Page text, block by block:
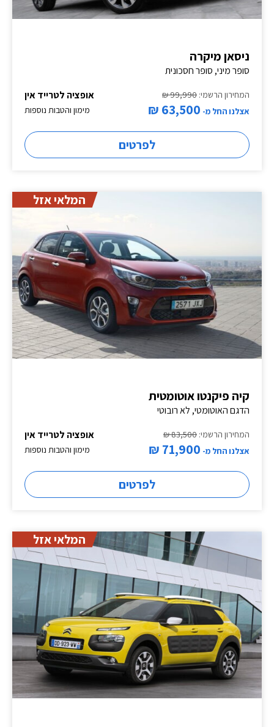
ניסאן מיקרה
סופר מיני, סופר חסכונית
אופציה לטרייד אין
המחירון הרשמי: 99,990 ₪
מימון והטבות נוספות
אצלנו החל מ- 63,500 ₪
לפרטים
המלאי אזל
קיה פיקנטו אוטומטית
הדגם האוטומטי, לא רובוטי
אופציה לטרייד אין
המחירון הרשמי: 83,500 ₪
מימון והטבות נוספות
אצלנו החל מ- 71,900 ₪
לפרטים
המלאי אזל